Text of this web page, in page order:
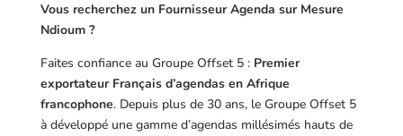
Vous recherchez un Fournisseur Agenda sur Mesure
Ndioum ?
Faites confiance au Groupe Offset 5 : Premier
exportateur Français d’agendas en Afrique
francophone. Depuis plus de 30 ans, le Groupe Offset 5
à développé une gamme d’agendas millésimés hauts de